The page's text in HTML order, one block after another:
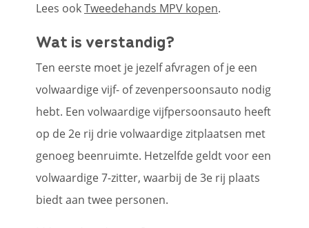
Lees ookTweedehands MPV kopen.
Wat is verstandig?
Ten eerste moet je jezelf afvragen of je een
volwaardige vijf- of zevenpersoonsauto nodig
hebt. Een volwaardige vijfpersoonsauto heeft
op de 2e rij drie volwaardige zitplaatsen met
genoeg beenruimte. Hetzelfde geldt voor een
volwaardige 7-zitter, waarbij de 3e rij plaats
biedt aan twee personen.